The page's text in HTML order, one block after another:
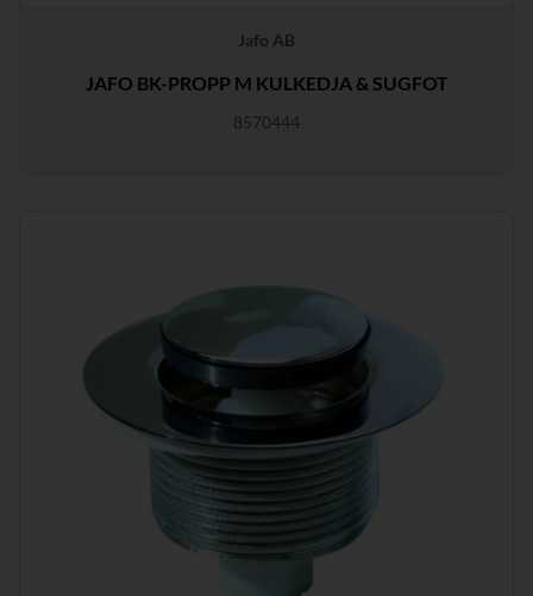
Jafo AB
JAFO BK-PROPP M KULKEDJA & SUGFOT
8570444